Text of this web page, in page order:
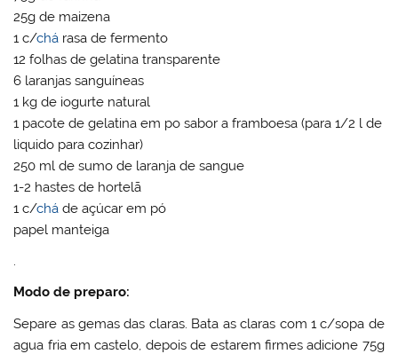
25g de maizena
1 c/chá rasa de fermento
12 folhas de gelatina transparente
6 laranjas sanguíneas
1 kg de iogurte natural
1 pacote de gelatina em po sabor a framboesa (para 1/2 l de
liquido para cozinhar)
250 ml de sumo de laranja de sangue
1-2 hastes de hortelã
1 c/chá de açúcar em pó
papel manteiga
.
Modo de preparo:
Separe as gemas das claras. Bata as claras com 1 c/sopa de
agua fria em castelo, depois de estarem firmes adicione 75g